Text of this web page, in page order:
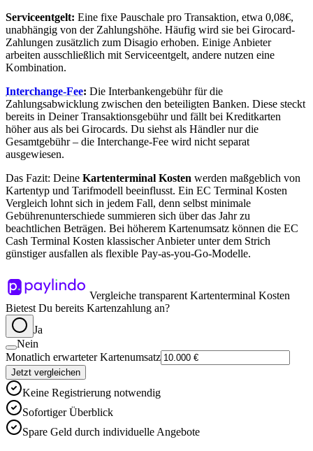
Serviceentgelt: Eine fixe Pauschale pro Transaktion, etwa 0,08€,
unabhängig von der Zahlungshöhe. Häufig wird sie bei Girocard-
Zahlungen zusätzlich zum Disagio erhoben. Einige Anbieter
arbeiten ausschließlich mit Serviceentgelt, andere nutzen eine
Kombination.
Interchange-Fee: Die Interbankengebühr für die
Zahlungsabwicklung zwischen den beteiligten Banken. Diese steckt
bereits in Deiner Transaktionsgebühr und fällt bei Kreditkarten
höher aus als bei Girocards. Du siehst als Händler nur die
Gesamtgebühr – die Interchange-Fee wird nicht separat
ausgewiesen.
Das Fazit: Deine Kartenterminal Kosten werden maßgeblich von
Kartentyp und Tarifmodell beeinflusst. Ein EC Terminal Kosten
Vergleich lohnt sich in jedem Fall, denn selbst minimale
Gebührenunterschiede summieren sich über das Jahr zu
beachtlichen Beträgen. Bei höherem Kartenumsatz können die EC
Cash Terminal Kosten klassischer Anbieter unter dem Strich
günstiger ausfallen als flexible Pay-as-you-Go-Modelle.
Vergleiche transparent Kartenterminal Kosten
Bietest Du bereits Kartenzahlung an?
Ja
Nein
Monatlich erwarteter Kartenumsatz
Jetzt vergleichen
Keine Registrierung notwendig
Sofortiger Überblick
Spare Geld durch individuelle Angebote